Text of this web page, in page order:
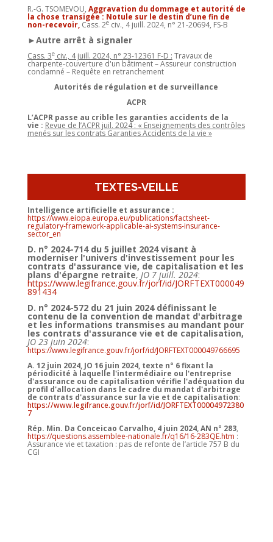
R.-G. TSOMEVOU, Aggravation du dommage et autorité de
la chose transigée : Notule sur le destin d’une fin de
non-recevoir,Cass. 2eciv., 4 juill. 2024, n° 21-20694, FS-B
►Autre arrêt à signaler
Cass. 3eciv., 4 juill. 2024, n° 23-12361 F-D : Travaux de
charpente-couverture d'un bâtiment – Assureur construction
condamné – Requête en retranchement
Autorités de régulation et de surveillance
ACPR
L’ACPR passe au crible les garanties accidents de la
vie : Revue de l’ACPR juil. 2024 : « Enseignements des contrôles
menés sur les contrats Garanties Accidents de la vie »
TEXTES-VEILLE
Intelligence artificielle et assurance :
https://www.eiopa.europa.eu/publications/factsheet-
regulatory-framework-applicable-ai-systems-insurance-
sector_en
D. n° 2024-714 du 5 juillet 2024 visant à
moderniser l'univers d'investissement pour les
contrats d'assurance vie, de capitalisation et les
plans d'épargne retraite, JO 7 juill. 2024:
https://www.legifrance.gouv.fr/jorf/id/JORFTEXT000049
891434
D. n° 2024-572 du 21 juin 2024 définissant le
contenu de la convention de mandat d'arbitrage
et les informations transmises au mandant pour
les contrats d'assurance vie et de capitalisation,
JO 23 juin 2024:
https://www.legifrance.gouv.fr/jorf/id/JORFTEXT000049766695
A. 12 juin 2024, JO 16 juin 2024, texte n° 6fixant la
périodicité à laquelle l'intermédiaire ou l'entreprise
d'assurance ou de capitalisation vérifie l'adéquation du
profil d'allocation dans le cadre du mandat d'arbitrage
de contrats d'assurance sur la vie et de capitalisation:
https://www.legifrance.gouv.fr/jorf/id/JORFTEXT00004972380
7
Rép. Min. Da Conceicao Carvalho, 4 juin 2024, AN n° 283,
https://questions.assemblee-nationale.fr/q16/16-283QE.htm :
Assurance vie et taxation : pas de refonte de l’article 757 B du
CGI